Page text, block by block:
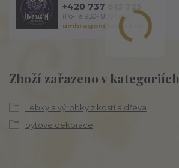
Zboží zařazeno v kategoriích
Lebky a výrobky z kostí a dřeva
bytové dekorace
+420 737 613 735
(Po-Pá 9:30-18:00 hod.)
umbragon@email.cz